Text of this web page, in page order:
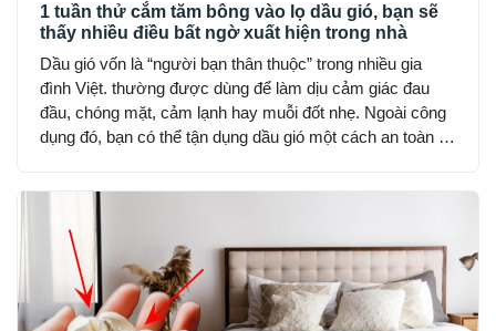
1 tuần thử cắm tăm bông vào lọ dầu gió, bạn sẽ
thấy nhiều điều bất ngờ xuất hiện trong nhà
Dầu gió vốn là “người bạn thân thuộc” trong nhiều gia
đình Việt. thường được dùng để làm dịu cảm giác đau
đầu, chóng mặt, cảm lạnh hay muỗi đốt nhẹ. Ngoài công
dụng đó, bạn có thể tận dụng dầu gió một cách an toàn và
hoàn toàn.